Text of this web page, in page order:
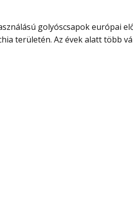
golyóscsapok európai
területén. Az évek alatt több